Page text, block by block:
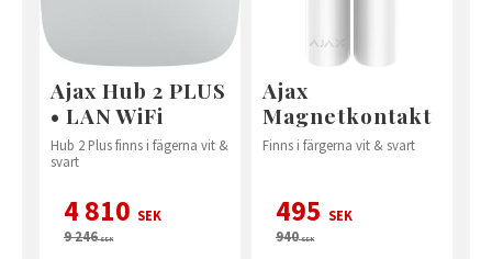
Ajax Hub 2 PLUS
• LAN WiFi
Hub 2 Plus finns i fägerna vit &
svart
4 810 SEK
9 246SEK
Ajax
Magnetkontakt
Finns i färgerna vit & svart
495 SEK
940SEK